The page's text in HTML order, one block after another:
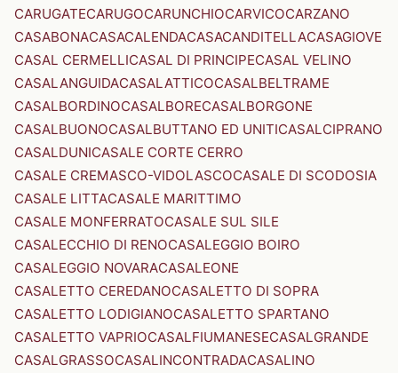
CARUGATECARUGOCARUNCHIOCARVICOCARZANO
CASABONACASACALENDACASACANDITELLACASAGIOVE
CASAL CERMELLICASAL DI PRINCIPECASAL VELINO
CASALANGUIDACASALATTICOCASALBELTRAME
CASALBORDINOCASALBORECASALBORGONE
CASALBUONOCASALBUTTANO ED UNITICASALCIPRANO
CASALDUNICASALE CORTE CERRO
CASALE CREMASCO-VIDOLASCOCASALE DI SCODOSIA
CASALE LITTACASALE MARITTIMO
CASALE MONFERRATOCASALE SUL SILE
CASALECCHIO DI RENOCASALEGGIO BOIRO
CASALEGGIO NOVARACASALEONE
CASALETTO CEREDANOCASALETTO DI SOPRA
CASALETTO LODIGIANOCASALETTO SPARTANO
CASALETTO VAPRIOCASALFIUMANESECASALGRANDE
CASALGRASSOCASALINCONTRADACASALINO